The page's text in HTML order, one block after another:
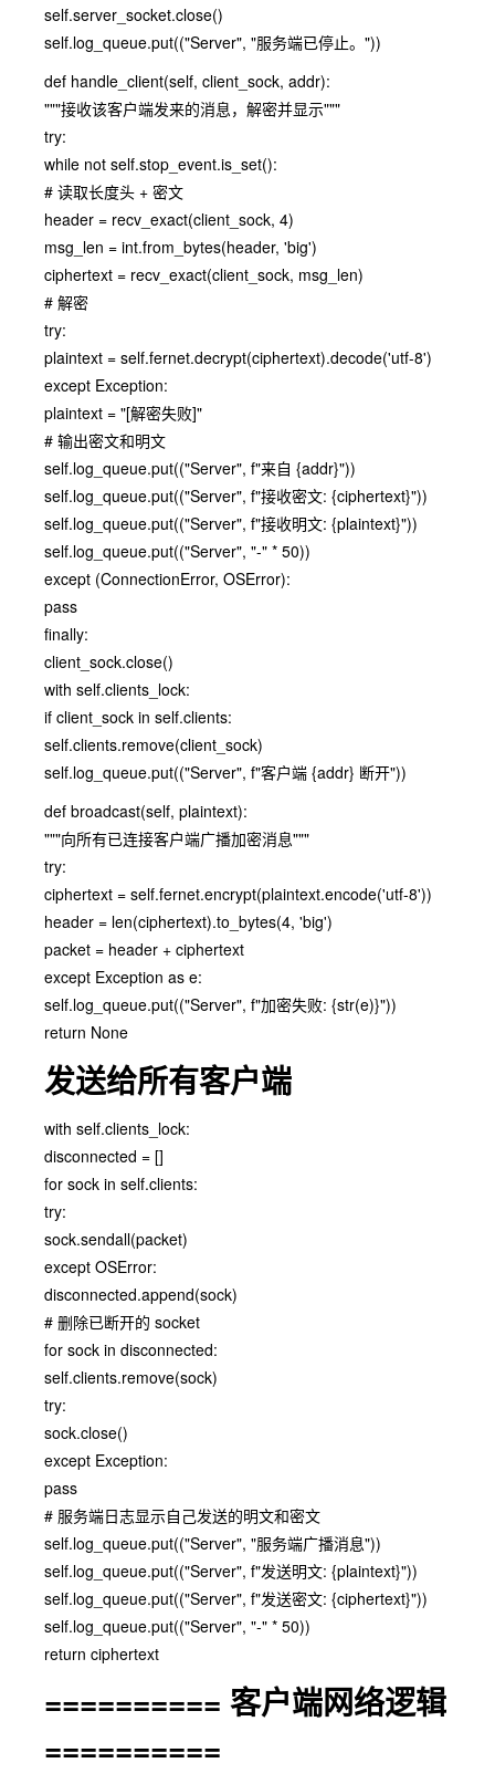
self.server_socket.close()
self.log_queue.put(("Server", "服务端已停止。"))
def handle_client(self, client_sock, addr):
"""接收该客户端发来的消息，解密并显示"""
try:
while not self.stop_event.is_set():
# 读取长度头 + 密文
header = recv_exact(client_sock, 4)
msg_len = int.from_bytes(header, 'big')
ciphertext = recv_exact(client_sock, msg_len)
# 解密
try:
plaintext = self.fernet.decrypt(ciphertext).decode('utf-8')
except Exception:
plaintext = "[解密失败]"
# 输出密文和明文
self.log_queue.put(("Server", f"来自 {addr}"))
self.log_queue.put(("Server", f"接收密文: {ciphertext}"))
self.log_queue.put(("Server", f"接收明文: {plaintext}"))
self.log_queue.put(("Server", "-" * 50))
except (ConnectionError, OSError):
pass
finally:
client_sock.close()
with self.clients_lock:
if client_sock in self.clients:
self.clients.remove(client_sock)
self.log_queue.put(("Server", f"客户端 {addr} 断开"))
def broadcast(self, plaintext):
"""向所有已连接客户端广播加密消息"""
try:
ciphertext = self.fernet.encrypt(plaintext.encode('utf-8'))
header = len(ciphertext).to_bytes(4, 'big')
packet = header + ciphertext
except Exception as e:
self.log_queue.put(("Server", f"加密失败: {str(e)}"))
return None
发送给所有客户端
with self.clients_lock:
disconnected = []
for sock in self.clients:
try:
sock.sendall(packet)
except OSError:
disconnected.append(sock)
# 删除已断开的 socket
for sock in disconnected:
self.clients.remove(sock)
try:
sock.close()
except Exception:
pass
# 服务端日志显示自己发送的明文和密文
self.log_queue.put(("Server", "服务端广播消息"))
self.log_queue.put(("Server", f"发送明文: {plaintext}"))
self.log_queue.put(("Server", f"发送密文: {ciphertext}"))
self.log_queue.put(("Server", "-" * 50))
return ciphertext
========== 客户端网络逻辑
==========